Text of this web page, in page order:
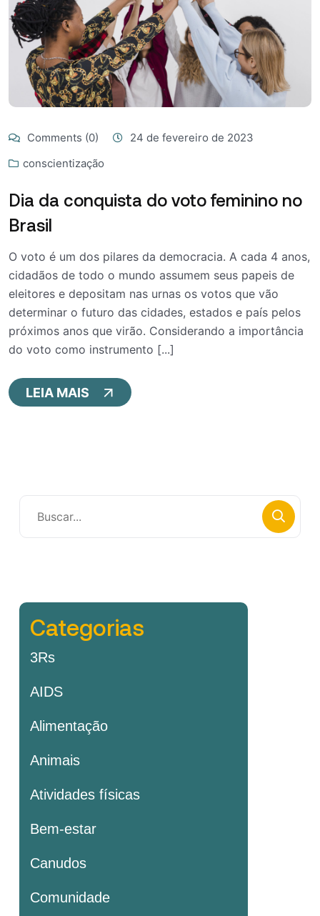
Comments (0)
24 de fevereiro de 2023
conscientização
Dia da conquista do voto feminino no
Brasil
O voto é um dos pilares da democracia. A cada 4 anos,
cidadãos de todo o mundo assumem seus papeis de
eleitores e depositam nas urnas os votos que vão
determinar o futuro das cidades, estados e país pelos
próximos anos que virão. Considerando a importância
do voto como instrumento [...]
LEIA MAIS
Categorias
3Rs
AIDS
Alimentação
Animais
Atividades físicas
Bem-estar
Canudos
Comunidade